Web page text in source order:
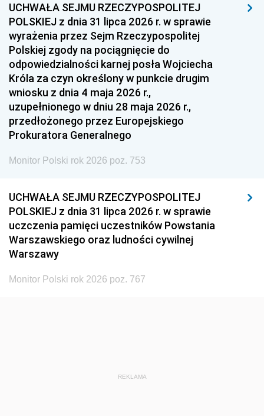
1954 1953 1952
1951 1950 1949
1948 1947
1939 1938 1937
1936 1930
UCHWAŁA SEJMU RZECZYPOSPOLITEJ
POLSKIEJ z dnia 31 lipca 2026 r. w sprawie
wyrażenia przez Sejm Rzeczypospolitej
Polskiej zgody na pociągnięcie do
odpowiedzialności karnej posła Wojciecha
Króla za czyn określony w punkcie drugim
wniosku z dnia 4 maja 2026 r.,
uzupełnionego w dniu 28 maja 2026 r.,
przedłożonego przez Europejskiego
Prokuratora Generalnego
Monitor Polski rok 2026 poz. 753
UCHWAŁA SEJMU RZECZYPOSPOLITEJ
POLSKIEJ z dnia 31 lipca 2026 r. w sprawie
uczczenia pamięci uczestników Powstania
Warszawskiego oraz ludności cywilnej
Warszawy
Monitor Polski rok 2026 poz. 767
REKLAMA